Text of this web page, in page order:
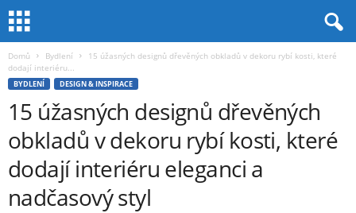
Domů Bydlení
15 úžasných designů dřevěných obkladů v dekoru rybí kosti, které
dodají interiéru...
BYDLENÍ DESIGN & INSPIRACE
15 úžasných designů dřevěných
obkladů v dekoru rybí kosti, které
dodají interiéru eleganci a
nadčasový styl